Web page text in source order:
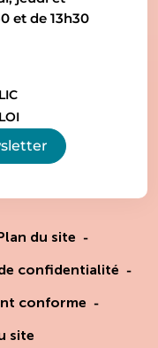
et de 13h30
du site
confidentialité
conforme
site